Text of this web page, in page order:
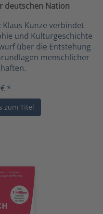
deutschen Nation
Kunze verbindet
und Kulturgeschichte
über die Entstehung
menschlicher
*
zum Titel